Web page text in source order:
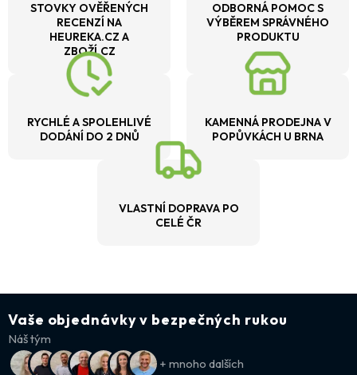
STOVKY OVĚŘENÝCH
RECENZÍ NA
HEUREKA.CZ A
ZBOŽÍ.CZ
ODBORNÁ POMOC S
VÝBĚREM SPRÁVNÉHO
PRODUKTU
RYCHLÉ A SPOLEHLIVÉ
DODÁNÍ DO 2 DNŮ
KAMENNÁ PRODEJNA V
POPŮVKÁCH U BRNA
VLASTNÍ DOPRAVA PO
CELÉ ČR
Vaše objednávky v bezpečných rukou
Náš tým
+ mnoho dalších